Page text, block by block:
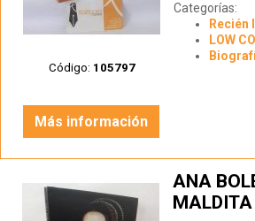
Código: 105797
Categorías:
Recién
LOW
Más información
ANA
MALDITA